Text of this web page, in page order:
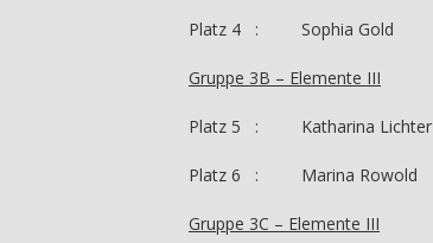
Platz 4 : Sophia Gold
Gruppe 3B – Elemente III
Platz 5 : Katharina Lichter
Platz 6 : Marina Rowold
Gruppe 3C – Elemente III